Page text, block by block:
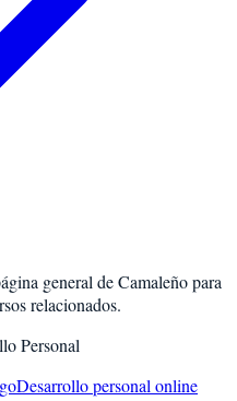
general deCamaleñopara
relacionados.
Personal
Desarrollo personal online